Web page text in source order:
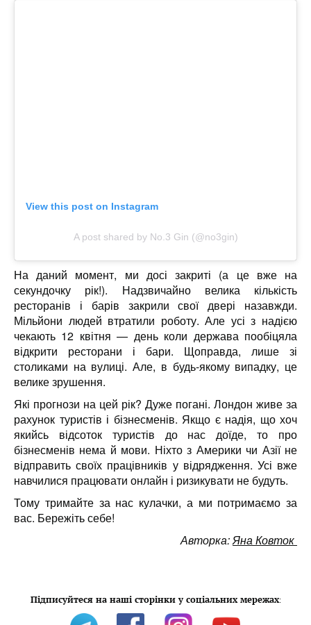
View this post on Instagram
A post shared by No.3 Gin (@no3gin)
На даний момент, ми досі закриті (а це вже на
секундочку рік!). Надзвичайно велика кількість
ресторанів і барів закрили свої двері назавжди.
Мільйони людей втратили роботу. Але усі з надією
чекають 12 квітня — день коли держава пообіцяла
відкрити ресторани і бари. Щоправда, лише зі
столиками на вулиці. Але, в будь-якому випадку, це
велике зрушення.
Які прогнози на цей рік? Дуже погані. Лондон живе за
рахунок туристів і бізнесменів. Якщо є надія, що хоч
якийсь відсоток туристів до нас доїде, то про
бізнесменів нема й мови. Ніхто з Америки чи Азії не
відправить своїх працівників у відрядження. Усі вже
навчилися працювати онлайн і ризикувати не будуть.
Тому тримайте за нас кулачки, а ми потримаємо за
вас. Бережіть себе!
Авторка:Яна Ковток
Підписуйтеся на наші сторінки у соціальних мережах: